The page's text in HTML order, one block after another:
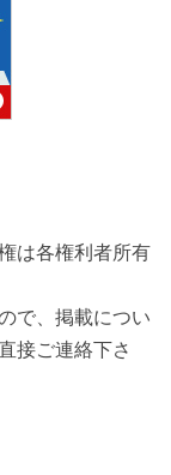
は各権利者所有
で、掲載につい
接ご連絡下さ